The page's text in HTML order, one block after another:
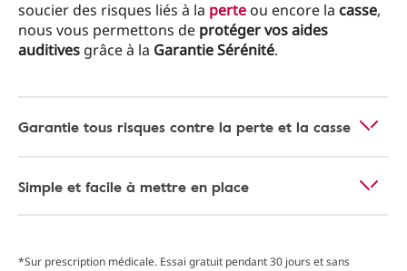
soucier des risques liés à la perteou encore la casse,
nous vous permettons de protéger vos aides
auditives grâce à la Garantie Sérénité.
Garantie tous risques contre la perte et la casse
Simple et facile à mettre en place
*Sur prescription médicale. Essai gratuit pendant 30 jours et sans